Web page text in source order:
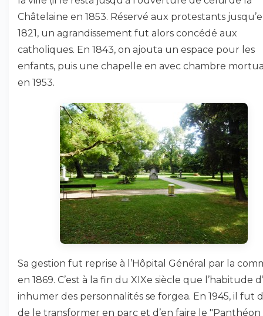
Châtelaine en 1853. Réservé aux protestants
1821, un agrandissement fut alors concédé aux
catholiques. En 1843, on ajouta un espace pour les
enfants, puis une chapelle en avec chambre
en 1953.
Sa gestion fut reprise à l’Hôpital Général par la
en 1869. C’est à la fin du XIXe siècle que l’habitude
inhumer des personnalités se forgea. En 1945, il fut
de le transformer en parc et d’en faire le "Panthéon